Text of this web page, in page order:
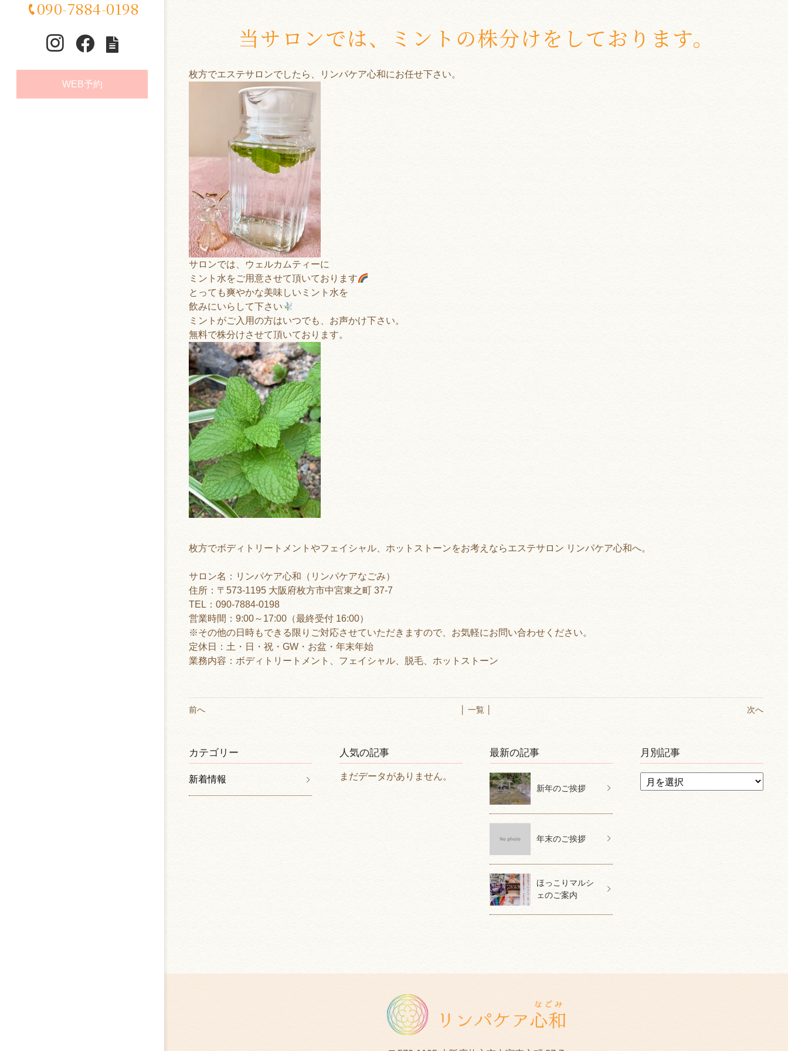
090-7884-0198
WEB予約
当サロンでは、ミントの株分けをしております。
枚方でエステサロンでしたら、リンパケア心和にお任せ下さい。
サロンでは、ウェルカムティーに
ミント水をご用意させて頂いております
とっても爽やかな美味しいミント水を
飲みにいらして下さい
ミントがご入用の方はいつでも、お声かけ下さい。
無料で株分けさせて頂いております。
枚方でボディトリートメントやフェイシャル、ホットストーンをお考えならエステサロン リンパケア心和へ。
サロン名：リンパケア心和（リンパケアなごみ）
住所：〒573-1195 大阪府枚方市中宮東之町 37-7
TEL：090-7884-0198
営業時間：9:00～17:00（最終受付 16:00）
※その他の日時もできる限りご対応させていただきますので、お気軽にお問い合わせください。
定休日：土・日・祝・GW・お盆・年末年始
業務内容：ボディトリートメント、フェイシャル、脱毛、ホットストーン
前へ 次へ
│ 一覧 │
カテゴリー
新着情報
人気の記事
まだデータがありません。
最新の記事
新年のご挨拶
年末のご挨拶
ほっこりマルシ
ェのご案内
月別記事